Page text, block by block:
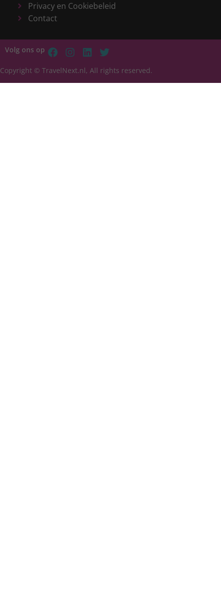
Privacy en Cookiebeleid
Contact
Volg ons op
Copyright © TravelNext.nl, All rights reserved.